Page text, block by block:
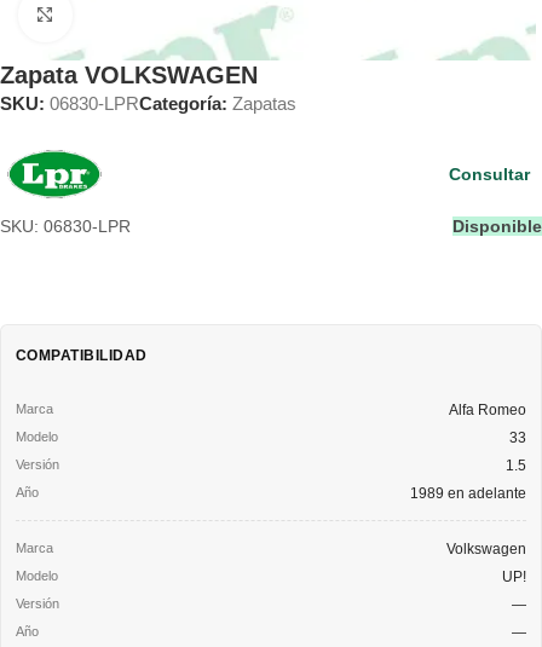
Zapata VOLKSWAGEN
SKU: 06830-LPRCategoría: Zapatas
SKU: 06830-LPR Disponible
Consultar
COMPATIBILIDAD
Alfa Romeo
33
1.5
1989 en adelante
Volkswagen
UP!
—
—